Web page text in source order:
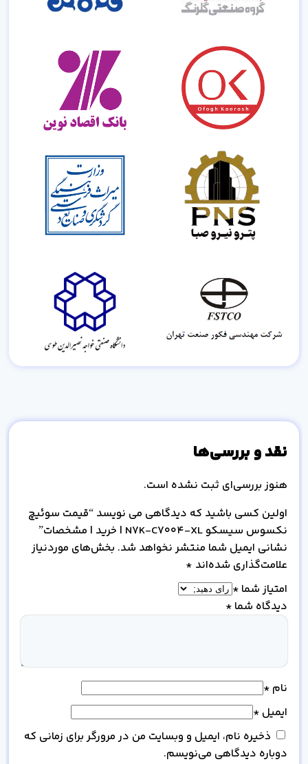
نقد و بررسی‌ها
هنوز بررسی‌ای ثبت نشده است.
اولین کسی باشید که دیدگاهی می نویسد “قیمت سوئیچ
نکسوس سیسکو N7K-C7004-XL | خرید | مشخصات”
نشانی ایمیل شما منتشر نخواهد شد. بخش‌های موردنیاز
علامت‌گذاری شده‌اند *
امتیاز شما *
دیدگاه شما *
نام *
ایمیل *
ذخیره نام، ایمیل و وبسایت من در مرورگر برای زمانی که
دوباره دیدگاهی می‌نویسم.